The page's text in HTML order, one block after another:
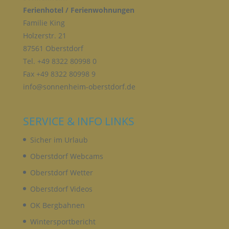
Ferienhotel / Ferienwohnungen
Familie King
Holzerstr. 21
87561 Oberstdorf
Tel. +49 8322 80998 0
Fax +49 8322 80998 9
info@sonnenheim-oberstdorf.de
SERVICE & INFO LINKS
Sicher im Urlaub
Oberstdorf Webcams
Oberstdorf Wetter
Oberstdorf Videos
OK Bergbahnen
Wintersportbericht
Verwendung, die Offenlegung durch Übermittlung,
Verbreitung oder eine andere Form der
Bereitstellung, den Abgleich oder die Verknüpfung,
die Einschränkung, das Löschen oder die
Vernichtung.
D) EINSCHRÄNKUNG DER VERARBEITUNG
Ziel, ihre künftige Verarbeitung einzuschränken.
E) PROFILING
Profiling ist jede Art der automatisierten
Verarbeitung personenbezogener Daten, die darin
besteht, dass diese personenbezogenen Daten
Aspekte, die sich auf eine natürliche Person